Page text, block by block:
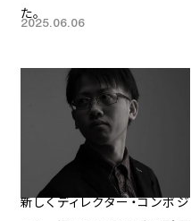
た。
2025.06.06
新しくディレクター・コンポジ